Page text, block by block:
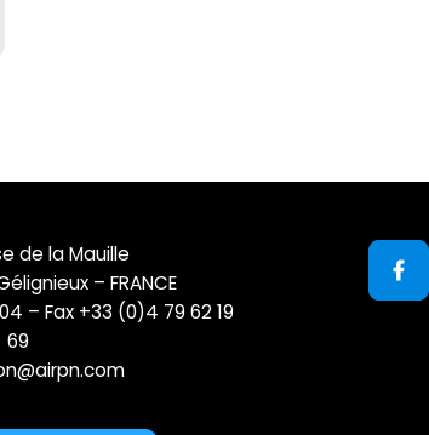
de la Mauille
– FRANCE
– Fax +33 (0)4 79 62 19
69